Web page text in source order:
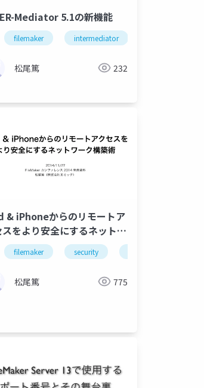
Mediator 5.1の新機能
filemaker intermediator
松尾篤 232
& iPhoneからのリモートア
スをより安全にするネットワ
構築術
filemaker security
松尾篤 775